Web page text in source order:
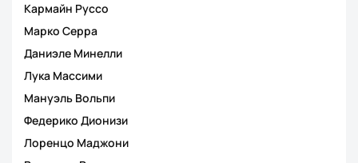
Кармайн Руссо
Марко Серра
Даниэле Минелли
Лука Массими
Мануэль Вольпи
Федерико Дионизи
Лоренцо Маджони